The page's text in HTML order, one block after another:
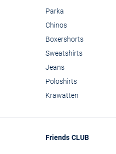
Parka
Chinos
Boxershorts
Sweatshirts
Jeans
Poloshirts
Krawatten
Friends CLUB